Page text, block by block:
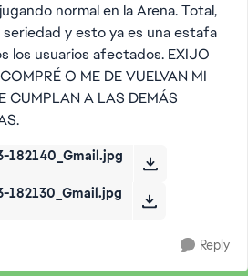
normal en la Arena. Total,
y esto ya es una estafa
los usuarios afectados. EXIJO
O ME DE VUELVAN MI
CUMPLAN A LAS DEMÁS
182140_Gmail.jpg
182130_Gmail.jpg
Reply